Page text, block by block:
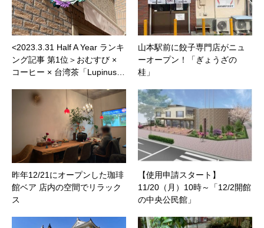
<2023.3.31 Half A Year ランキ
ング記事 第1位＞おむすび ×
コーヒー × 台湾茶「Lupinus…
山本駅前に餃子専門店がニュ
ーオープン！「ぎょうざの
桂」
昨年12/21にオープンした珈琲
館ベア 店内の空間でリラック
ス
【使用申請スタート】
11/20（月）10時～「12/2開館
の中央公民館」